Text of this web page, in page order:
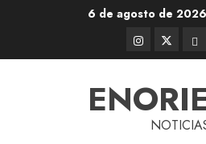
6 de agosto de 2026
Instagram
@EnOriente
Twitter
(X)